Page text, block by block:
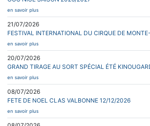
en savoir plus
21/07/2026
FESTIVAL INTERNATIONAL DU CIRQUE DE
en savoir plus
20/07/2026
GRAND TIRAGE AU SORT SPÉCIAL ÉTÉ
en savoir plus
08/07/2026
FETE DE NOEL CLAS VALBONNE 12/12/2026
en savoir plus